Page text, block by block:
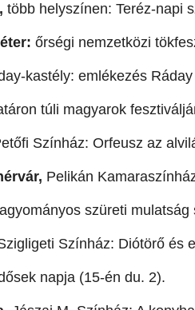
több helyszínen: Teréz-napi
őrségi nemzetközi
kastély: emlékezés
túli magyarok
Színház: Orfeusz az
Pelikán
szüreti
Színház: Diótörő és
napja (15-én du. 2).